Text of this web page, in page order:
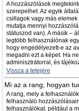
A hozzászólások
szerepelhet. Az egyik
csillagok vagy más
mutatja mennyi
státuszod van). A másik –
legtöbb felhasználónak
hogy engedélyezett-e az
megadni ezt a képet. Ha
adminisztrátorral, és
Vissza a tetejére
Mi az a rang, hogyan
A rang, mely a
felhasználó
felhasználókat, például a